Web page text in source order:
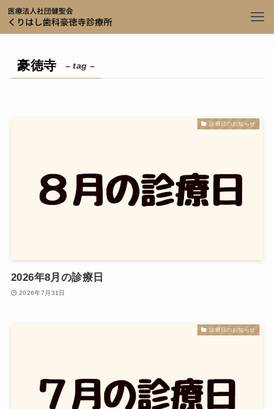
豪徳寺 – tag –
診療日のお知らせ
2026年8月の診療日
2026年7月31日
診療日のお知らせ